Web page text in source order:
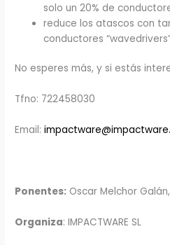
solo un 20% de
reduce los atascos con
conductores
No esperes más, y si estás
Tfno: 722458030
Email:
Ponentes: Oscar Melchor
Organiza: IMPACTWARE SL